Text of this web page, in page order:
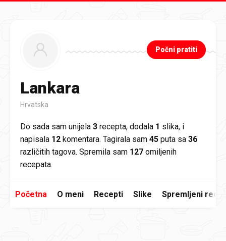
Lankara
Hrvatska
Počni pratiti
Do sada sam unijela 3 recepta, dodala 1 slika, i
napisala 12 komentara. Tagirala sam 45 puta sa 36
različitih tagova. Spremila sam 127 omiljenih
recepata.
Početna O meni Recepti Slike Spremljeni